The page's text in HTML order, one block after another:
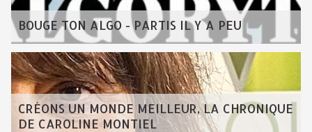
BOUGE TON ALGO - PARTIS IL Y A PEU
CRÉONS UN MONDE MEILLEUR, LA CHRONIQUE
DE CAROLINE MONTIEL